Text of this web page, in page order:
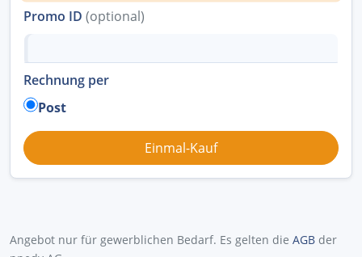
Promo ID (optional)
Rechnung per
Post
Angebot nur für gewerblichen Bedarf. Es gelten die AGB der